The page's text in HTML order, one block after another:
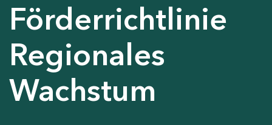
Förderrichtlinie
Regionales
Wachstum